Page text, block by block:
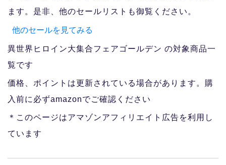
ます。是非、他のセールリストも御覧ください。
他のセールを見てみる
異世界ヒロイン大集合フェアゴールデン の対象商品一
覧です
価格、ポイントは更新されている場合があります。購
入前に必ずamazonでご確認ください
＊このページはアマゾンアフィリエイト広告を利用し
ています